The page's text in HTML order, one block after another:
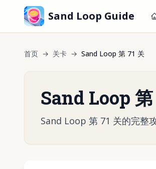
Sand Loop Guide
首页 → 关卡 → Sand Loop 第 71 关
Sand Loop
Sand Loop 第 71 关的完整